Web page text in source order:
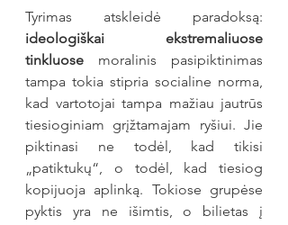
ideologiškai ekstremaliuose
tinkluose moralinis pasipiktinimas
tampa tokia stipria socialine norma,
kad vartotojai tampa mažiau jautrūs
tiesioginiam grįžtamajam ryšiui. Jie
piktinasi ne todėl, kad tikisi
„patiktukų“, o todėl, kad tiesiog
kopijuoja aplinką. Tokiose grupėse
pyktis yra ne išimtis, o bilietas į